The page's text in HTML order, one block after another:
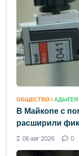
ОБЩЕСТВО / АДЫГЕЯ
В Майкопе с
расширили
06 авг 2026
0